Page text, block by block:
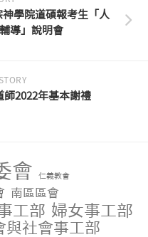
學院道碩報考生「人
導」說明會
2022年基本謝禮
會 仁義教會
南區區會
工部 婦女事工部
與社會事工部